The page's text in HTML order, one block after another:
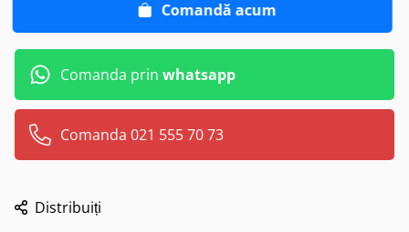
Comandă acum
Comanda prin whatsapp
Comanda 021 555 70 73
Distribuiți